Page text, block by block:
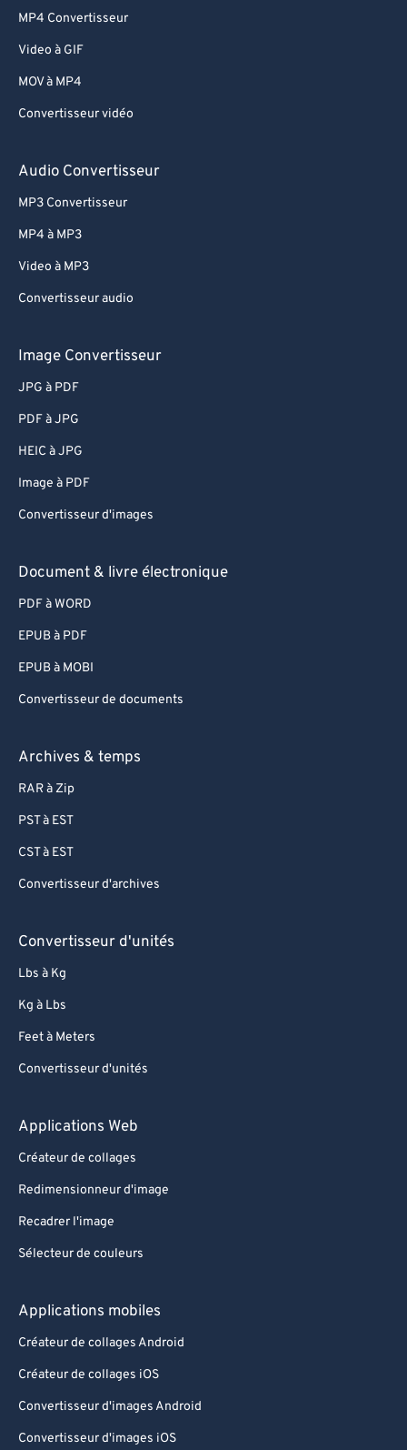
MP4 Convertisseur
Video à GIF
MOV à MP4
Convertisseur vidéo
Audio Convertisseur
MP3 Convertisseur
MP4 à MP3
Video à MP3
Convertisseur audio
Image Convertisseur
JPG à PDF
PDF à JPG
HEIC à JPG
Image à PDF
Convertisseur d'images
Document & livre électronique
PDF à WORD
EPUB à PDF
EPUB à MOBI
Convertisseur de documents
Archives & temps
RAR à Zip
PST à EST
CST à EST
Convertisseur d'archives
Convertisseur d'unités
Lbs à Kg
Kg à Lbs
Feet à Meters
Convertisseur d'unités
Applications Web
Créateur de collages
Redimensionneur d'image
Recadrer l'image
Sélecteur de couleurs
Applications mobiles
Créateur de collages Android
Créateur de collages iOS
Convertisseur d'images Android
Convertisseur d'images iOS